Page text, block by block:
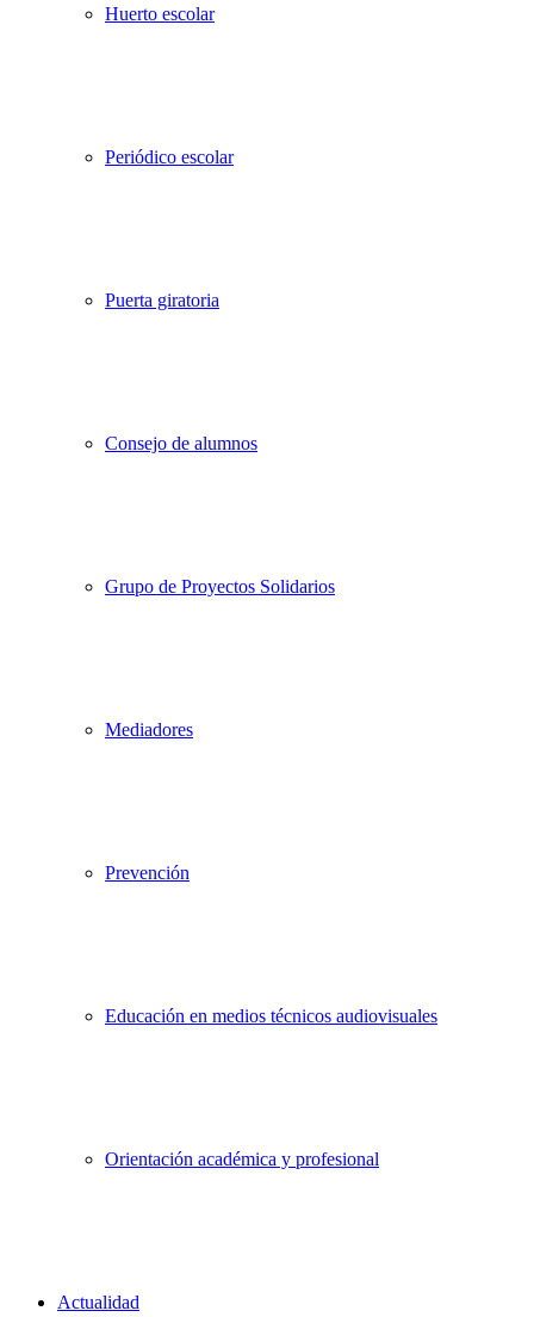
Huerto escolar
Periódico escolar
Puerta giratoria
Consejo de alumnos
Grupo de Proyectos Solidarios
Mediadores
Prevención
Educación en medios técnicos audiovisuales
Orientación académica y profesional
Actualidad